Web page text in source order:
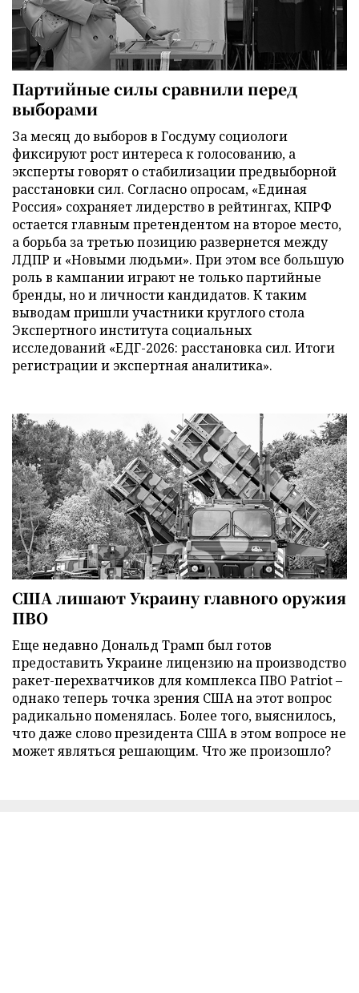
Партийные силы сравнили перед
выборами
За месяц до выборов в Госдуму социологи
фиксируют рост интереса к голосованию, а
эксперты говорят о стабилизации предвыборной
расстановки сил. Согласно опросам, «Единая
Россия» сохраняет лидерство в рейтингах, КПРФ
остается главным претендентом на второе место,
а борьба за третью позицию развернется между
ЛДПР и «Новыми людьми». При этом все большую
роль в кампании играют не только партийные
бренды, но и личности кандидатов. К таким
выводам пришли участники круглого стола
Экспертного института социальных
исследований «ЕДГ-2026: расстановка сил. Итоги
регистрации и экспертная аналитика».
США лишают Украину главного оружия
ПВО
Еще недавно Дональд Трамп был готов
предоставить Украине лицензию на производство
ракет-перехватчиков для комплекса ПВО Patriot –
однако теперь точка зрения США на этот вопрос
радикально поменялась. Более того, выяснилось,
что даже слово президента США в этом вопросе не
может являться решающим. Что же произошло?